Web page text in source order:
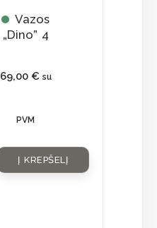
Vazos
„Dino” 4
69,00 € su
PVM
Į KREPŠELĮ